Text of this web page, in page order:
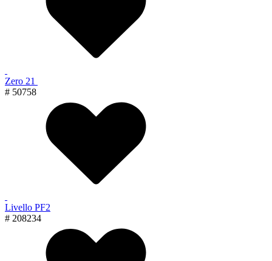
Zero 21
# 50758
Livello PF2
# 208234